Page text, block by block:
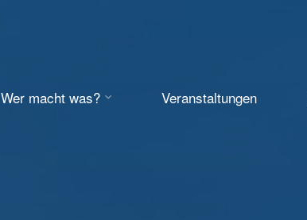
Wer macht was? Veranstaltungen